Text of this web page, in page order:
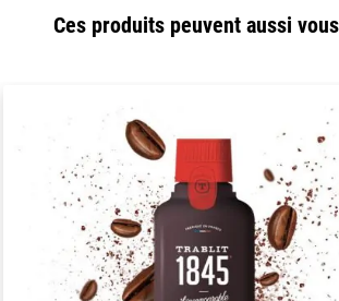
Ces produits peuvent aussi